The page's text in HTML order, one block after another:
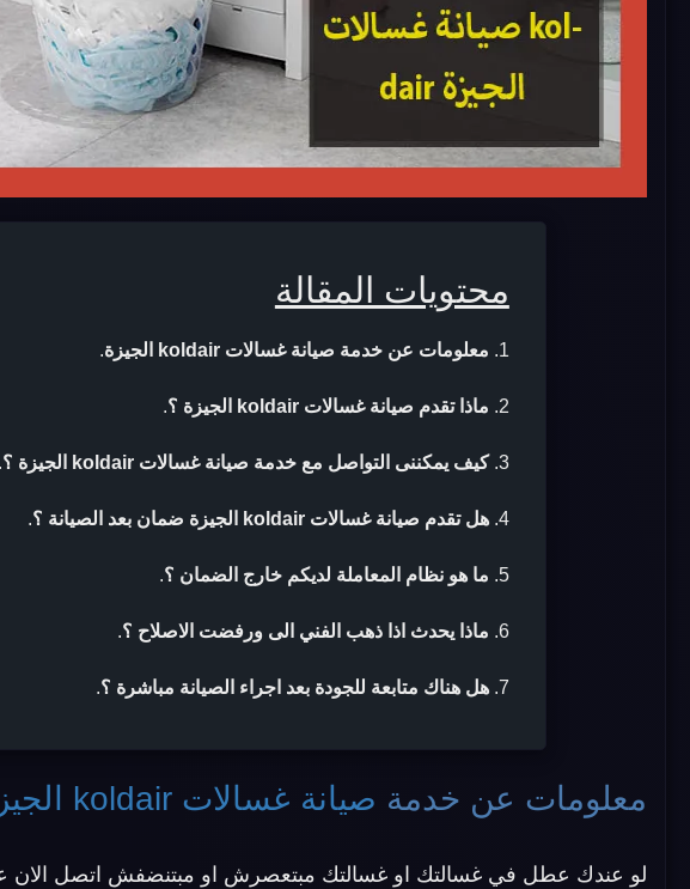
محتويات المقالة
معلومات عن خدمة صيانة غسالات koldair الجيزة .
ماذا تقدم صيانة غسالات koldair الجيزة ؟ .
كيف يمكننى التواصل مع خدمة صيانة غسالات koldair الجيزة ؟ .
هل تقدم صيانة غسالات koldair الجيزة ضمان بعد الصيانة ؟ .
ما هو نظام المعاملة لديكم خارج الضمان ؟.
ماذا يحدث اذا ذهب الفني الى ورفضت الاصلاح ؟.
هل هناك متابعة للجودة بعد اجراء الصيانة مباشرة ؟.
معلومات عن خدمة صيانة غسالات koldair الجيزة
لو عندك عطل في غسالتك او غسالتك مبتعصرش او مبتنضفش اتصل الان